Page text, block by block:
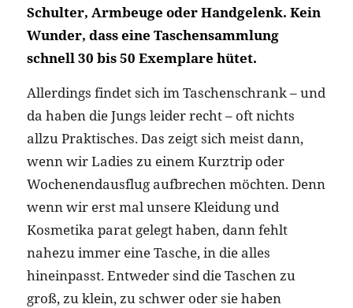
Schulter, Armbeuge oder Handgelenk. Kein
Wunder, dass eine Taschensammlung
schnell 30 bis 50 Exemplare hütet.
Allerdings findet sich im Taschenschrank – und
da haben die Jungs leider recht – oft nichts
allzu Praktisches. Das zeigt sich meist dann,
wenn wir Ladies zu einem Kurztrip oder
Wochenendausflug aufbrechen möchten. Denn
wenn wir erst mal unsere Kleidung und
Kosmetika parat gelegt haben, dann fehlt
nahezu immer eine Tasche, in die alles
hineinpasst. Entweder sind die Taschen zu
groß, zu klein, zu schwer oder sie haben